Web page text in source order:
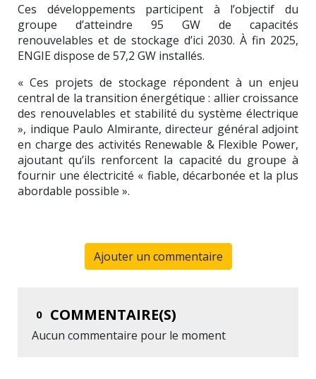
Ces développements participent à l’objectif du
groupe d’atteindre 95 GW de capacités
renouvelables et de stockage d’ici 2030. À fin 2025,
ENGIE dispose de 57,2 GW installés.
« Ces projets de stockage répondent à un enjeu
central de la transition énergétique : allier croissance
des renouvelables et stabilité du système électrique
», indique Paulo Almirante, directeur général adjoint
en charge des activités Renewable & Flexible Power,
ajoutant qu’ils renforcent la capacité du groupe à
fournir une électricité « fiable, décarbonée et la plus
abordable possible ».
Ajouter un commentaire
0 COMMENTAIRE(S)
Aucun commentaire pour le moment